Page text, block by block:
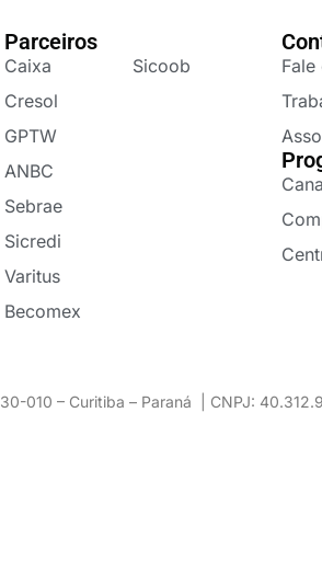
Parceiros
Caixa
Cresol
GPTW
ANBC
Sebrae
Sicredi
Varitus
Becomex
Sicoob
010 – Curitiba – Paraná | CNPJ: